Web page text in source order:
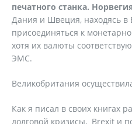
печатного станка.
Дания и Швеция, находясь в
присоединяться к
хотя их валюты
ЭМС.
Великобритания
Как я писал в своих книгах
долговой кризисы, Brexit и